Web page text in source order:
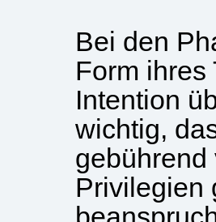
Bei den
Form ihres
Intention
wichtig,
gebührend
Privilegien